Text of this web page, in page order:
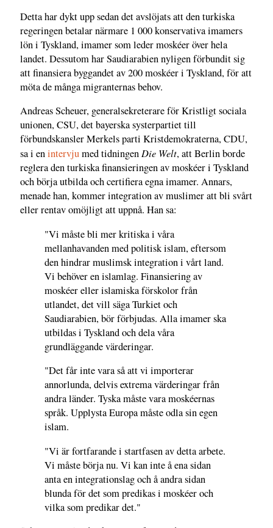
Detta har dykt upp sedan det avslöjats att den turkiska
regeringen betalar närmare 1 000 konservativa imamers
lön i Tyskland, imamer som leder moskéer över hela
landet. Dessutom har Saudiarabien nyligen förbundit sig
att finansiera byggandet av 200 moskéer i Tyskland, för att
möta de många migranternas behov.
Andreas Scheuer, generalsekreterare för Kristligt sociala
unionen, CSU, det bayerska systerpartiet till
förbundskansler Merkels parti Kristdemokraterna, CDU,
sa i enintervjumed tidningen Die Welt, att Berlin borde
reglera den turkiska finansieringen av moskéer i Tyskland
och börja utbilda och certifiera egna imamer. Annars,
menade han, kommer integration av muslimer att bli svårt
eller rentav omöjligt att uppnå. Han sa:
"Vi måste bli mer kritiska i våra
mellanhavanden med politisk islam, eftersom
den hindrar muslimsk integration i vårt land.
Vi behöver en islamlag. Finansiering av
moskéer eller islamiska förskolor från
utlandet, det vill säga Turkiet och
Saudiarabien, bör förbjudas. Alla imamer ska
utbildas i Tyskland och dela våra
grundläggande värderingar.
"Det får inte vara så att vi importerar
annorlunda, delvis extrema värderingar från
andra länder. Tyska måste vara moskéernas
språk. Upplysta Europa måste odla sin egen
islam.
"Vi är fortfarande i startfasen av detta arbete.
Vi måste börja nu. Vi kan inte å ena sidan
anta en integrationslag och å andra sidan
blunda för det som predikas i moskéer och
vilka som predikar det."